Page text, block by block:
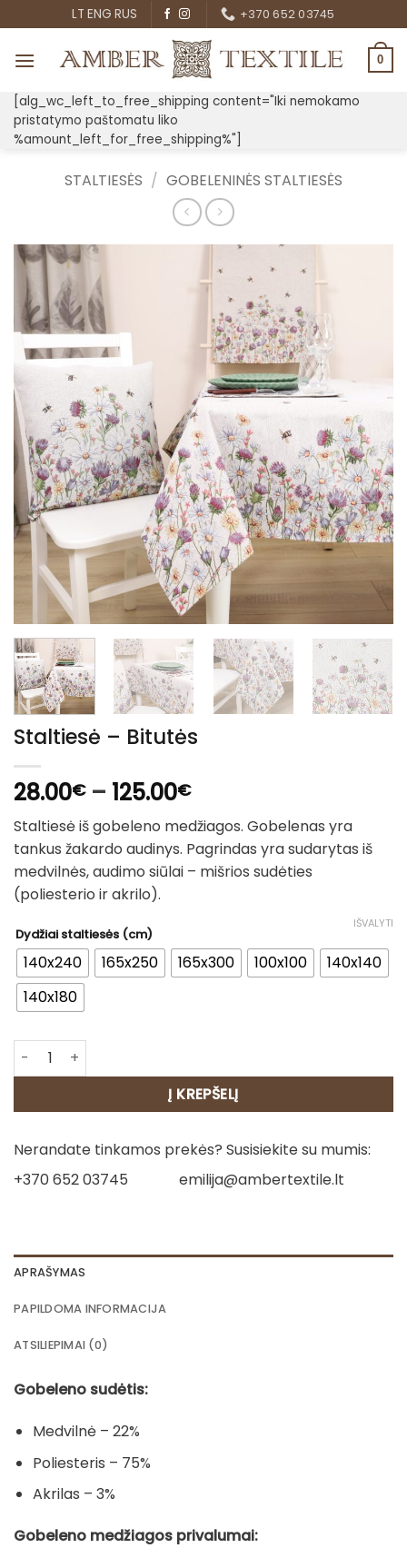
to
content
LT ENG RUS +370 652 03745
0
[alg_wc_left_to_free_shipping content="Iki nemokamo
pristatymo paštomatu liko
%amount_left_for_free_shipping%"]
STALTIESĖS / GOBELENINĖS STALTIESĖS
Staltiesė – Bitutės
28.00€ – 125.00€Price
range:
28.00€
through
125.00€
Staltiesė iš gobeleno medžiagos. Gobelenas yra
tankus žakardo audinys. Pagrindas yra sudarytas iš
medvilnės, audimo siūlai – mišrios sudėties
(poliesterio ir akrilo).
Dydžiai staltiesės (cm)
140x240 165x250 165x300 100x100
140x140
140x180
IŠVALYTI
produkto kiekis: Staltiesė - Bitutės
Į KREPŠELĮ
Nerandate tinkamos prekės? Susisiekite su mumis:
+370 652 03745
emilija@ambertextile.lt
APRAŠYMAS
PAPILDOMA INFORMACIJA
ATSILIEPIMAI (0)
Gobeleno sudėtis:
Medvilnė – 22%
Poliesteris – 75%
Akrilas – 3%
Gobeleno medžiagos privalumai: